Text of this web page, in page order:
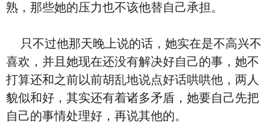
熟，那些她的压力也不该他替自己承担。
只不过他那天晚上说的话，她实在是不高兴不
喜欢，并且她现在还没有解决好自己的事，她不
打算还和之前以前胡乱地说点好话哄哄他，两人
貌似和好，其实还有着诸多矛盾，她要自己先把
自己的事情处理好，再说其他的。